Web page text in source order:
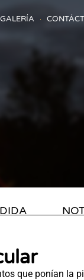
GALERÍA
que ponían la